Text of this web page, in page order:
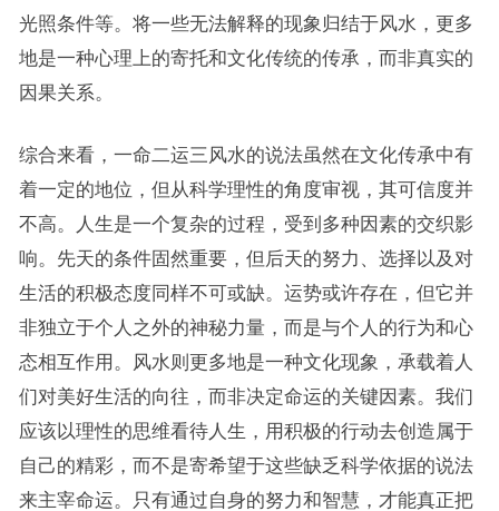
光照条件等。将一些无法解释的现象归结于风水，更多
地是一种心理上的寄托和文化传统的传承，而非真实的
因果关系。
综合来看，一命二运三风水的说法虽然在文化传承中有
着一定的地位，但从科学理性的角度审视，其可信度并
不高。人生是一个复杂的过程，受到多种因素的交织影
响。先天的条件固然重要，但后天的努力、选择以及对
生活的积极态度同样不可或缺。运势或许存在，但它并
非独立于个人之外的神秘力量，而是与个人的行为和心
态相互作用。风水则更多地是一种文化现象，承载着人
们对美好生活的向往，而非决定命运的关键因素。我们
应该以理性的思维看待人生，用积极的行动去创造属于
自己的精彩，而不是寄希望于这些缺乏科学依据的说法
来主宰命运。只有通过自身的努力和智慧，才能真正把